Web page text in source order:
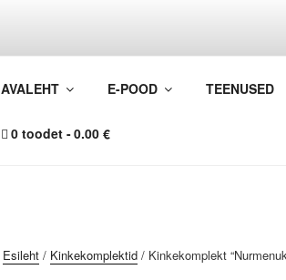
AVALEHT E-POOD TEENUSED
0 toodet 0.00 €
Esileht / Kinkekomplektid / Kinkekomplekt